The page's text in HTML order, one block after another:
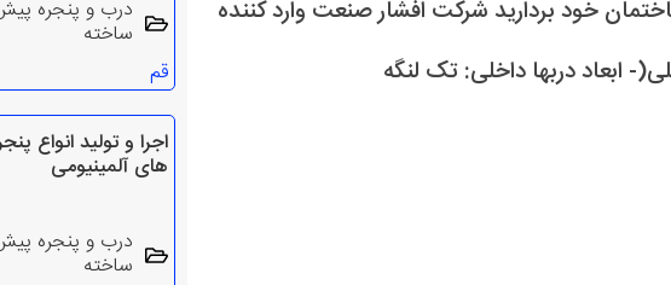
خود بردارید شرکت افشار صنعت وارد کننده
دربها داخلی: تک لنگه
درب و پنجره
ساخته
قم
اجرا و تولید انواع
های آلمینیومی
درب و پنجره
ساخته